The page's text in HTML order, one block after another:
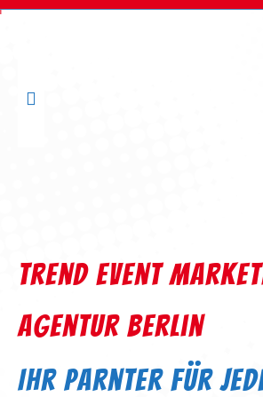
trend event
agentur berlin
Ihr Parnter für